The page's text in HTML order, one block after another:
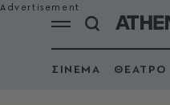
ΣΙΝΕΜΑ ΘΕΑΤΡΟ